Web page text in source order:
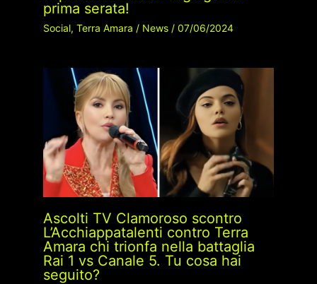
prima serata!
Social, Terra Amara / News/ 07/06/2024
Ascolti TV Clamoroso scontro
L’Acchiappatalenti contro Terra
Amara chi trionfa nella battaglia
Rai 1 vs Canale 5. Tu cosa hai
seguito?